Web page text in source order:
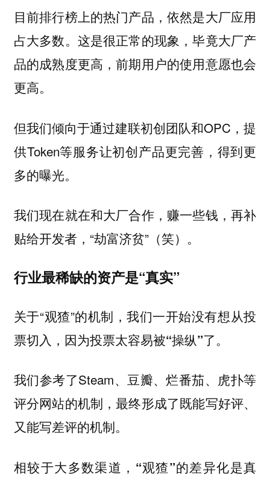
目前排行榜上的热门产品，依然是大厂应用
占大多数。这是很正常的现象，毕竟大厂产
品的成熟度更高，前期用户的使用意愿也会
更高。
但我们倾向于通过建联初创团队和OPC，提
供Token等服务让初创产品更完善，得到更
多的曝光。
我们现在就在和大厂合作，赚一些钱，再补
贴给开发者，“劫富济贫”（笑）。
行业最稀缺的资产是“真实”
关于“观猹”的机制，我们一开始没有想从投
票切入，因为投票太容易被“操纵”了。
我们参考了Steam、豆瓣、烂番茄、虎扑等
评分网站的机制，最终形成了既能写好评、
又能写差评的机制。
相较于大多数渠道， “观猹”的差异化是真